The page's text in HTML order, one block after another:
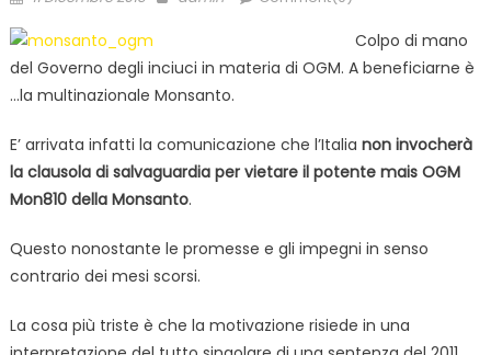
Colpo di mano
del Governo degli inciuci in materia di OGM. A beneficiarne è
…la multinazionale Monsanto.
E’ arrivata infatti la comunicazione che l’Italia non invocherà
la clausola di salvaguardia per vietare il potente mais OGM
Mon810 della Monsanto.
Questo nonostante le promesse e gli impegni in senso
contrario dei mesi scorsi.
La cosa più triste è che la motivazione risiede in una